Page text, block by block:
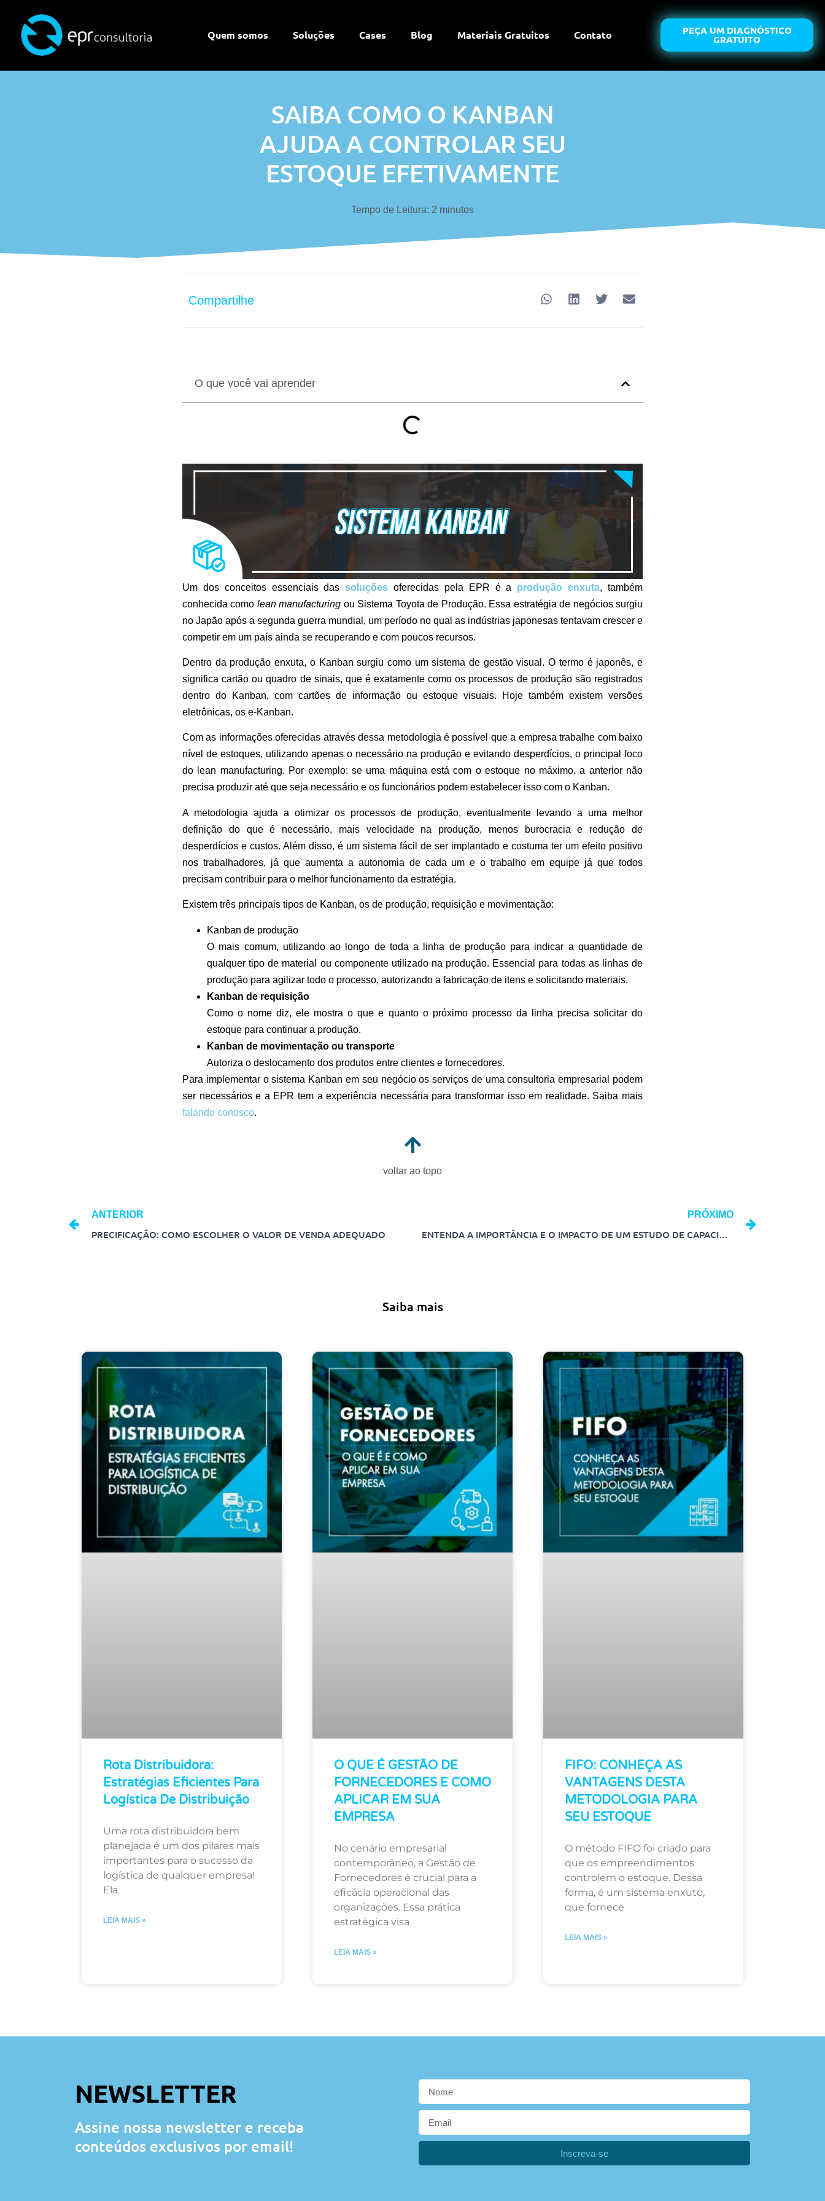
Quem somos Soluções Cases Blog Materiais Gratuitos Contato PEÇA UM DIAGNÓSTICO
GRATUITO
SAIBA COMO O KANBAN
AJUDA A CONTROLAR SEU
ESTOQUE EFETIVAMENTE
Tempo de Leitura: 2 minutos
Compartilhe
O que você vai aprender
Um dos conceitos essenciais dassoluções oferecidas pela EPR é a produção enxuta, também
conhecida como lean manufacturing ou Sistema Toyota de Produção. Essa estratégia de negócios surgiu
no Japão após a segunda guerra mundial, um período no qual as indústrias japonesas tentavam crescer e
competir em um país ainda se recuperando e com poucos recursos.
Dentro da produção enxuta, o Kanban surgiu como um sistema de gestão visual. O termo é japonês, e
significa cartão ou quadro de sinais, que é exatamente como os processos de produção são registrados
dentro do Kanban, com cartões de informação ou estoque visuais. Hoje também existem versões
eletrônicas, os e-Kanban.
Com as informações oferecidas através dessa metodologia é possível que a empresa trabalhe com baixo
nível de estoques, utilizando apenas o necessário na produção e evitando desperdícios, o principal foco
do lean manufacturing. Por exemplo: se uma máquina está com o estoque no máximo, a anterior não
precisa produzir até que seja necessário e os funcionários podem estabelecer isso com o Kanban.
A metodologia ajuda a otimizar os processos de produção, eventualmente levando a uma melhor
definição do que é necessário, mais velocidade na produção, menos burocracia e redução de
desperdícios e custos. Além disso, é um sistema fácil de ser implantado e costuma ter um efeito positivo
nos trabalhadores, já que aumenta a autonomia de cada um e o trabalho em equipe já que todos
precisam contribuir para o melhor funcionamento da estratégia.
Existem três principais tipos de Kanban, os de produção, requisição e movimentação:
Kanban de produção
O mais comum, utilizando ao longo de toda a linha de produção para indicar a quantidade de
qualquer tipo de material ou componente utilizado na produção. Essencial para todas as linhas de
produção para agilizar todo o processo, autorizando a fabricação de itens e solicitando materiais.
Kanban de requisição
Como o nome diz, ele mostra o que e quanto o próximo processo da linha precisa solicitar do
estoque para continuar a produção.
Kanban de movimentação ou transporte
Autoriza o deslocamento dos produtos entre clientes e fornecedores.
Para implementar o sistema Kanban em seu negócio os serviços de uma consultoria empresarial podem
ser necessários e a EPR tem a experiência necessária para transformar isso em realidade. Saiba mais
falando conosco.
voltar ao topo
ANTERIOR
PRECIFICAÇÃO: COMO ESCOLHER O VALOR DE VENDA ADEQUADO
PRÓXIMO
ENTENDA A IMPORTÂNCIA E O IMPACTO DE UM ESTUDO DE CAPACIDADE PRODUTIVA
Saiba mais
Rota Distribuidora:
Estratégias Eficientes Para
Logística De Distribuição
Uma rota distribuidora bem
planejada é um dos pilares mais
importantes para o sucesso da
logística de qualquer empresa!
Ela
LEIA MAIS »
O QUE É GESTÃO DE
FORNECEDORES E COMO
APLICAR EM SUA
EMPRESA
No cenário empresarial
contemporâneo, a Gestão de
Fornecedores é crucial para a
eficácia operacional das
organizações. Essa prática
estratégica visa
LEIA MAIS »
FIFO: CONHEÇA AS
VANTAGENS DESTA
METODOLOGIA PARA
SEU ESTOQUE
O método FIFO foi criado para
que os empreendimentos
controlem o estoque. Dessa
forma, é um sistema enxuto,
que fornece
LEIA MAIS »
NEWSLETTER
Assine nossa newsletter e receba
conteúdos exclusivos por email!
Inscreva-se